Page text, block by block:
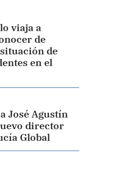
viaja a
de
de
en el
José Agustín
director
Global